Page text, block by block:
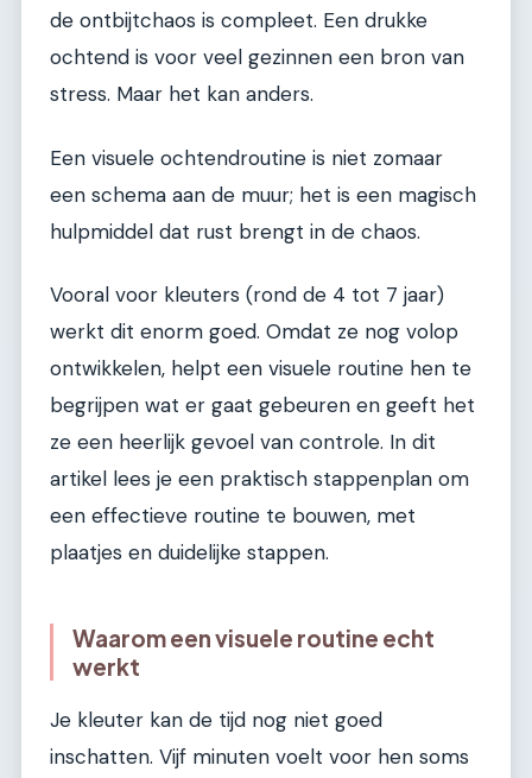
de ontbijtchaos is compleet. Een drukke
ochtend is voor veel gezinnen een bron van
stress. Maar het kan anders.
Een visuele ochtendroutine is niet zomaar
een schema aan de muur; het is een magisch
hulpmiddel dat rust brengt in de chaos.
Vooral voor kleuters (rond de 4 tot 7 jaar)
werkt dit enorm goed. Omdat ze nog volop
ontwikkelen, helpt een visuele routine hen te
begrijpen wat er gaat gebeuren en geeft het
ze een heerlijk gevoel van controle. In dit
artikel lees je een praktisch stappenplan om
een effectieve routine te bouwen, met
plaatjes en duidelijke stappen.
Waarom een visuele routine echt
werkt
Je kleuter kan de tijd nog niet goed
inschatten. Vijf minuten voelt voor hen soms